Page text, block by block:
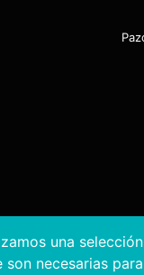
una
necesarias